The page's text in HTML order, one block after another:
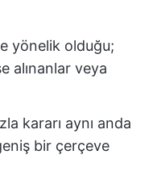
yönelik olduğu;
alınanlar veya
kararı aynı anda
bir çerçeve